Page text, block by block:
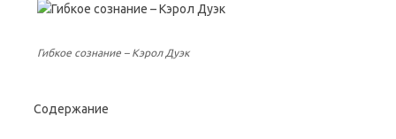
Гибкое сознание – Кэрол Дуэк
Содержание